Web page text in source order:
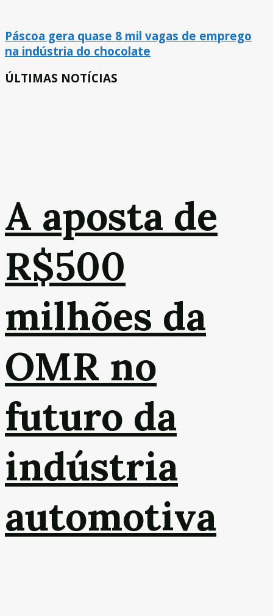
Páscoa gera quase 8 mil vagas de emprego
na indústria do chocolate
ÚLTIMAS NOTÍCIAS
A aposta de
R$500
milhões da
OMR no
futuro da
indústria
automotiva